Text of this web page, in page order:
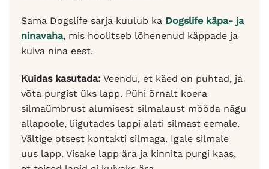
Sama Dogslife sarja kuulub ka Dogslife käpa- ja
ninavaha, mis hoolitseb lõhenenud käppade ja
kuiva nina eest.
Kuidas kasutada: Veendu, et käed on puhtad, ja
võta purgist üks lapp. Pühi õrnalt koera
silmaümbrust alumisest silmalaust mööda nägu
allapoole, liigutades lappi alati silmast eemale.
Vältige otsest kontakti silmaga. Igale silmale
uus lapp. Visake lapp ära ja kinnita purgi kaas,